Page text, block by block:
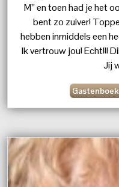
M” en toen had je het
bent zo zuiver!
hebben inmiddels een
Ik vertrouw jou! Echt!!!
Jij